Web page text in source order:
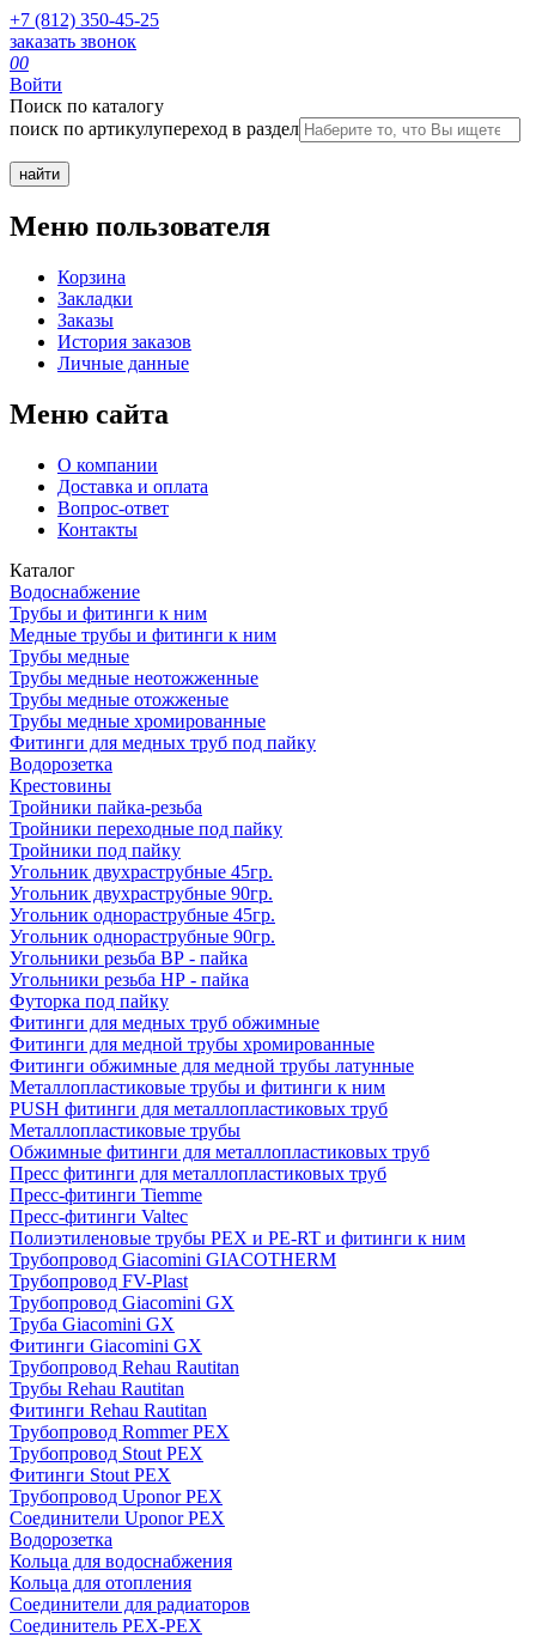
+7 (812) 350-45-25
заказать звонок
00
Войти
Поиск по каталогу
поиск по артикулупереход в раздел
Меню пользователя
Корзина
Закладки
Заказы
История заказов
Личные данные
Меню сайта
О компании
Доставка и оплата
Вопрос-ответ
Контакты
Каталог
Водоснабжение
Трубы и фитинги к ним
Медные трубы и фитинги к ним
Трубы медные
Трубы медные неотожженные
Трубы медные отожженые
Трубы медные хромированные
Фитинги для медных труб под пайку
Водорозетка
Крестовины
Тройники пайка-резьба
Тройники переходные под пайку
Тройники под пайку
Угольник двухраструбные 45гр.
Угольник двухраструбные 90гр.
Угольник однораструбные 45гр.
Угольник однораструбные 90гр.
Угольники резьба ВР - пайка
Угольники резьба НР - пайка
Футорка под пайку
Фитинги для медных труб обжимные
Фитинги для медной трубы хромированные
Фитинги обжимные для медной трубы латунные
Металлопластиковые трубы и фитинги к ним
PUSH фитинги для металлопластиковых труб
Металлопластиковые трубы
Обжимные фитинги для металлопластиковых труб
Пресс фитинги для металлопластиковых труб
Пресс-фитинги Tiemme
Пресс-фитинги Valtec
Полиэтиленовые трубы PEX и PE-RT и фитинги к ним
Трубопровод Giacomini GIACOTHERM
Трубопровод FV-Plast
Трубопровод Giacomini GX
Труба Giacomini GX
Фитинги Giacomini GX
Трубопровод Rehau Rautitan
Трубы Rehau Rautitan
Фитинги Rehau Rautitan
Трубопровод Rommer PEX
Трубопровод Stout PEX
Фитинги Stout PEX
Трубопровод Uponor PEX
Соединители Uponor PEX
Водорозетка
Кольца для водоснабжения
Кольца для отопления
Соединители для радиаторов
Соединитель PEX-PEX